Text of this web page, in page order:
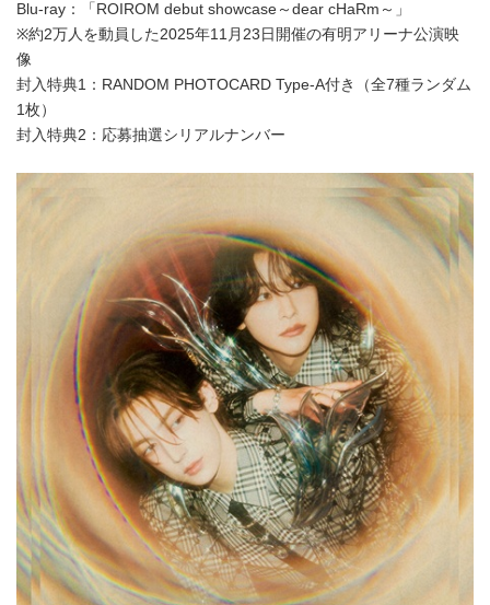
Blu-ray：「ROIROM debut showcase～dear cHaRm～」
※約2万人を動員した2025年11月23日開催の有明アリーナ公演映
像
封入特典1：RANDOM PHOTOCARD Type-A付き（全7種ランダム
1枚）
封入特典2：応募抽選シリアルナンバー